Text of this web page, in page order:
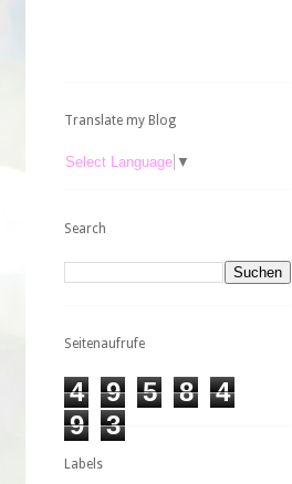
Translate my Blog
Select Language ▼
Search
Seitenaufrufe
4 9 5 8
4
9
3
Labels